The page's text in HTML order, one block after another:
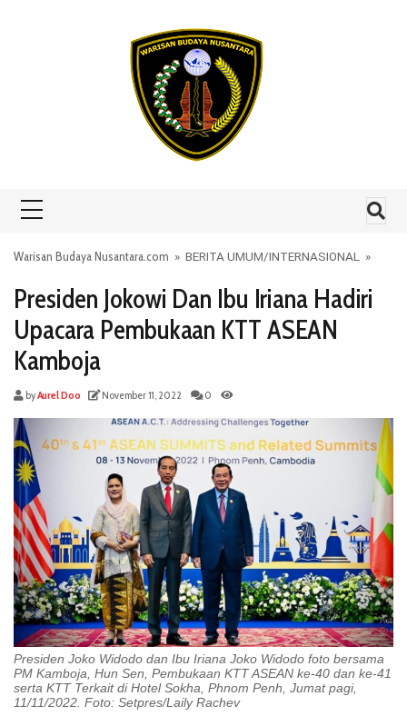
Warisan Budaya Nusantara.com » BERITA UMUM/INTERNASIONAL »
Presiden Jokowi Dan Ibu Iriana Hadiri
Upacara Pembukaan KTT ASEAN
Kamboja
byAurel Doo November 11, 2022 0
Presiden Joko Widodo dan Ibu Iriana Joko Widodo foto bersama
PM Kamboja, Hun Sen, Pembukaan KTT ASEAN ke-40 dan ke-41
serta KTT Terkait di Hotel Sokha, Phnom Penh, Jumat pagi,
11/11/2022. Foto: Setpres/Laily Rachev